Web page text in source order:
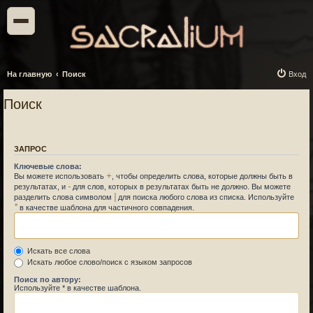
На главную Поиск Вход
Поиск
ЗАПРОС
Ключевые слова:
Вы можете использовать + , чтобы определить слова, которые должны быть в
результатах, и - для слов, которых в результатах быть не должно. Вы можете
разделить слова символом | для поиска любого слова из списка. Используйте
*в качестве шаблона для частичного совпадения.
Искать все слова
Искать любое слово/поиск с языком запросов
Поиск по автору:
Используйте * в качестве шаблона.